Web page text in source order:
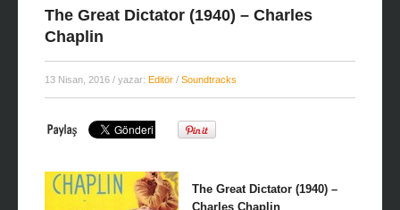
The Great Dictator (1940) – Charles
Chaplin
13 Nisan, 2016 / yazar: Editör / Soundtracks
The Great Dictator (1940) –
Charles Chaplin